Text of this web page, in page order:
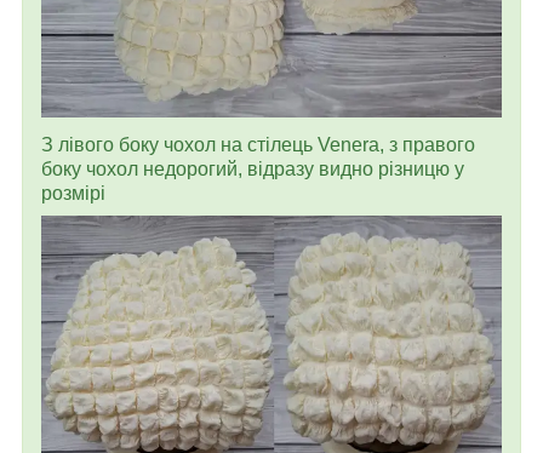
З лівого боку чохол на стілець Venera, з правого
боку чохол недорогий, відразу видно різницю у
розмірі